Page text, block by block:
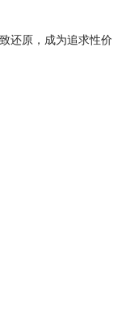
还原，成为追求性价